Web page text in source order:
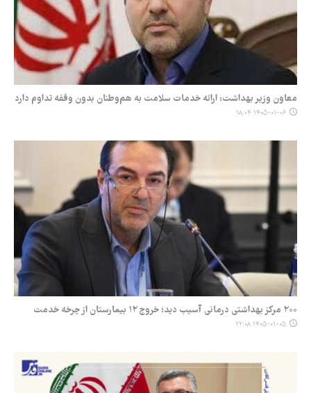
معاون وزیر بهداشت: ارائه خدمات سلامت به هم‌وطنان بدون وقفه تداوم دارد
۱۴۰۵-۰۱-۰۶ ۱۸:۰۴
۲۰۰ مرکز بهداشتی درمانی آسیب دید؛ خروج ۱۲ بیمارستان از چرخه خدمت
۱۴۰۵-۰۱-۰۵ ۲۲:۰۸